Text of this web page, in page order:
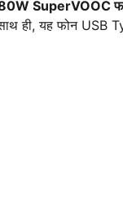
SuperVOOC
ही, यह फोन USB